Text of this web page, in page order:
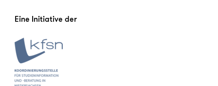
Eine Initiative der